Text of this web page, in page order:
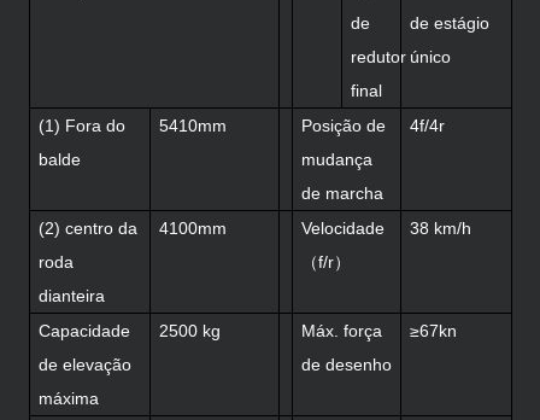
de
redutor
final
de estágio
único
(1) Fora do
balde
5410mm
Posição de
mudança
de marcha
4f/4r
(2) centro da
roda
dianteira
4100mm
Velocidade
（f/r）
38 km/h
Capacidade
de elevação
máxima
2500 kg
Máx. força
de desenho
≥67kn